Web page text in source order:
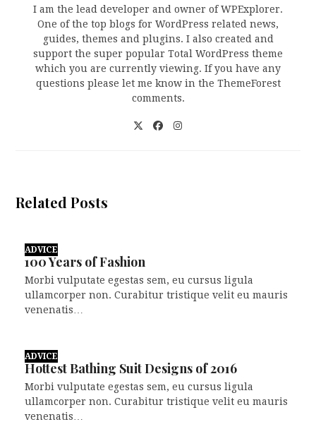
I am the lead developer and owner of WPExplorer.
One of the top blogs for WordPress related news,
guides, themes and plugins. I also created and
support the super popular Total WordPress theme
which you are currently viewing. If you have any
questions please let me know in the ThemeForest
comments.
TwitterFacebookInstagram
Related Posts
ADVICE
100 Years of Fashion
Morbi vulputate egestas sem, eu cursus ligula
ullamcorper non. Curabitur tristique velit eu mauris
venenatis…
ADVICE
Hottest Bathing Suit Designs of 2016
Morbi vulputate egestas sem, eu cursus ligula
ullamcorper non. Curabitur tristique velit eu mauris
venenatis…